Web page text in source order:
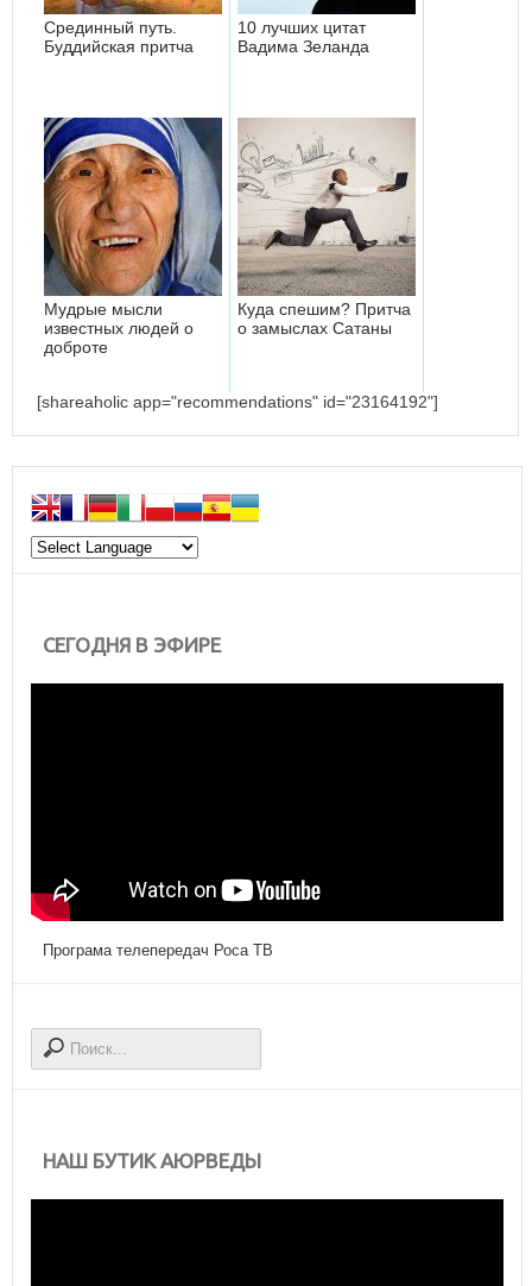
Срединный путь.
Буддийская притча
10 лучших цитат
Вадима Зеланда
Мудрые мысли
известных людей о
доброте
Куда спешим? Притча
о замыслах Сатаны
[shareaholic app="recommendations" id="23164192"]
СЕГОДНЯ В ЭФИРЕ
Програма телепередач Роса ТВ
НАШ БУТИК АЮРВЕДЫ